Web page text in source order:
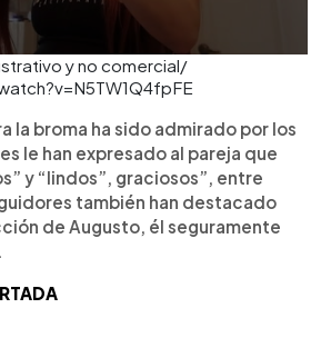
y no comercial/
la broma ha sido admirado por los
le han expresado al pareja que
y “lindos”, graciosos”, entre
también han destacado
de Augusto, él seguramente